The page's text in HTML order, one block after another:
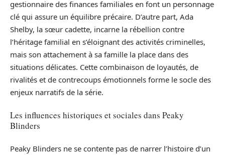
gestionnaire des finances familiales en font un personnage
clé qui assure un équilibre précaire. D’autre part, Ada
Shelby, la sœur cadette, incarne la rébellion contre
l’héritage familial en s’éloignant des activités criminelles,
mais son attachement à sa famille la place dans des
situations délicates. Cette combinaison de loyautés, de
rivalités et de contrecoups émotionnels forme le socle des
enjeux narratifs de la série.
Les influences historiques et sociales dans Peaky
Blinders
Peaky Blinders ne se contente pas de narrer l’histoire d’un